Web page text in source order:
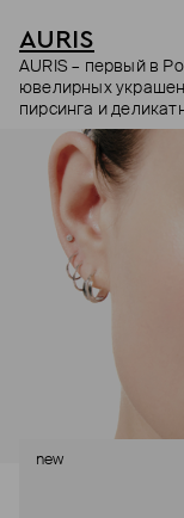
AURIS
AURIS – первый в
ювелирных
пирсинга и
украшения ручной
как
безопасность и
стилисты
украшения легко
Украшения AURIS –
делает это
new